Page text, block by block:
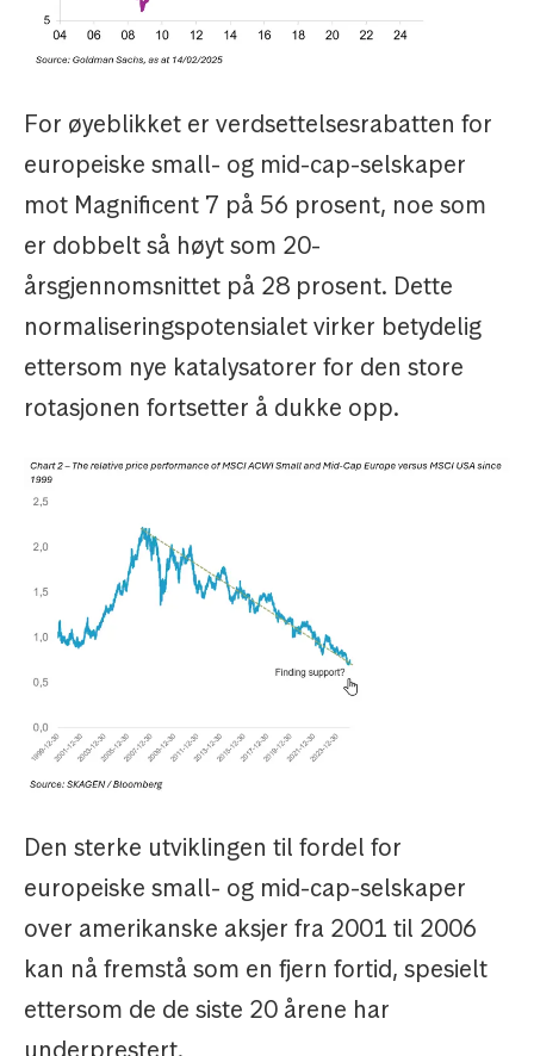
For øyeblikket er verdsettelsesrabatten for
europeiske small- og mid-cap-selskaper
mot Magnificent 7 på 56 prosent, noe som
er dobbelt så høyt som 20-
årsgjennomsnittet på 28 prosent. Dette
normaliseringspotensialet virker betydelig
ettersom nye katalysatorer for den store
rotasjonen fortsetter å dukke opp.
Den sterke utviklingen til fordel for
europeiske small- og mid-cap-selskaper
over amerikanske aksjer fra 2001 til 2006
kan nå fremstå som en fjern fortid, spesielt
ettersom de de siste 20 årene har